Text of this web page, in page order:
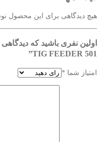
هیچ دیدگاهی برای این محصول
اولین نفری باشید که
TIG FEEDER 501”
امتیاز شما *